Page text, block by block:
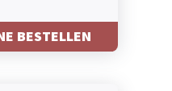
BESTELLEN